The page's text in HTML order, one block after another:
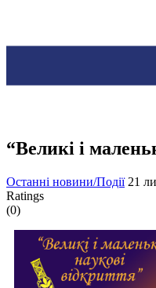
“Великі і
Останні новини/Події 21
Ratings
(0)